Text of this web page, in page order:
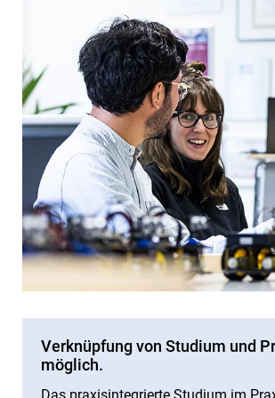
Verknüpfung von Studium und
möglich.
Das praxisintegrierte Studium im